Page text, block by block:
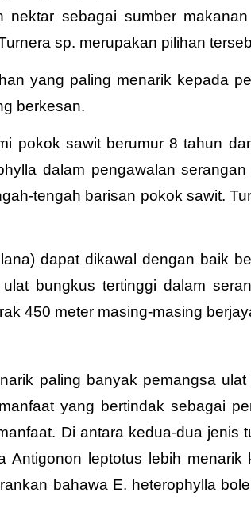
sebagai sumber
sp. merupakan pilihan
yang paling menarik kepada
berkesan.
pokok sawit berumur 8 tahun
dalam pengawalan
tengah barisan pokok sawit.
dapat dikawal dengan baik
bungkus tertinggi dalam
450 meter masing-masing
paling banyak pemangsa
yang bertindak sebagai
Di antara kedua-dua jenis
leptotus lebih
bahawa E. heterophylla